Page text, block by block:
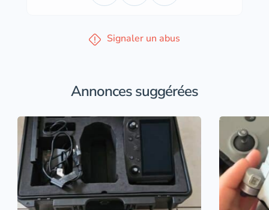
Signaler un abus
Annonces suggérées